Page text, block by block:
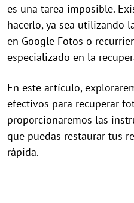
es una tarea imposible.
hacerlo, ya sea utilizando
en Google Fotos o
especializado en la
En este artículo,
efectivos para recuperar
proporcionaremos las
que puedas restaurar tus
rápida.